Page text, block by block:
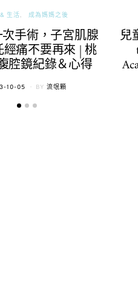
生活 成為媽媽之後
手術，子宮肌腺
痛不要再來 | 桃
腔鏡紀錄＆心得
10-05 BY 流氓顆
兒